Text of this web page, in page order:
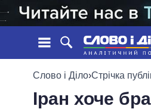
СТРІЧКА
Слово і Діло›Стрічка
Іран хоче